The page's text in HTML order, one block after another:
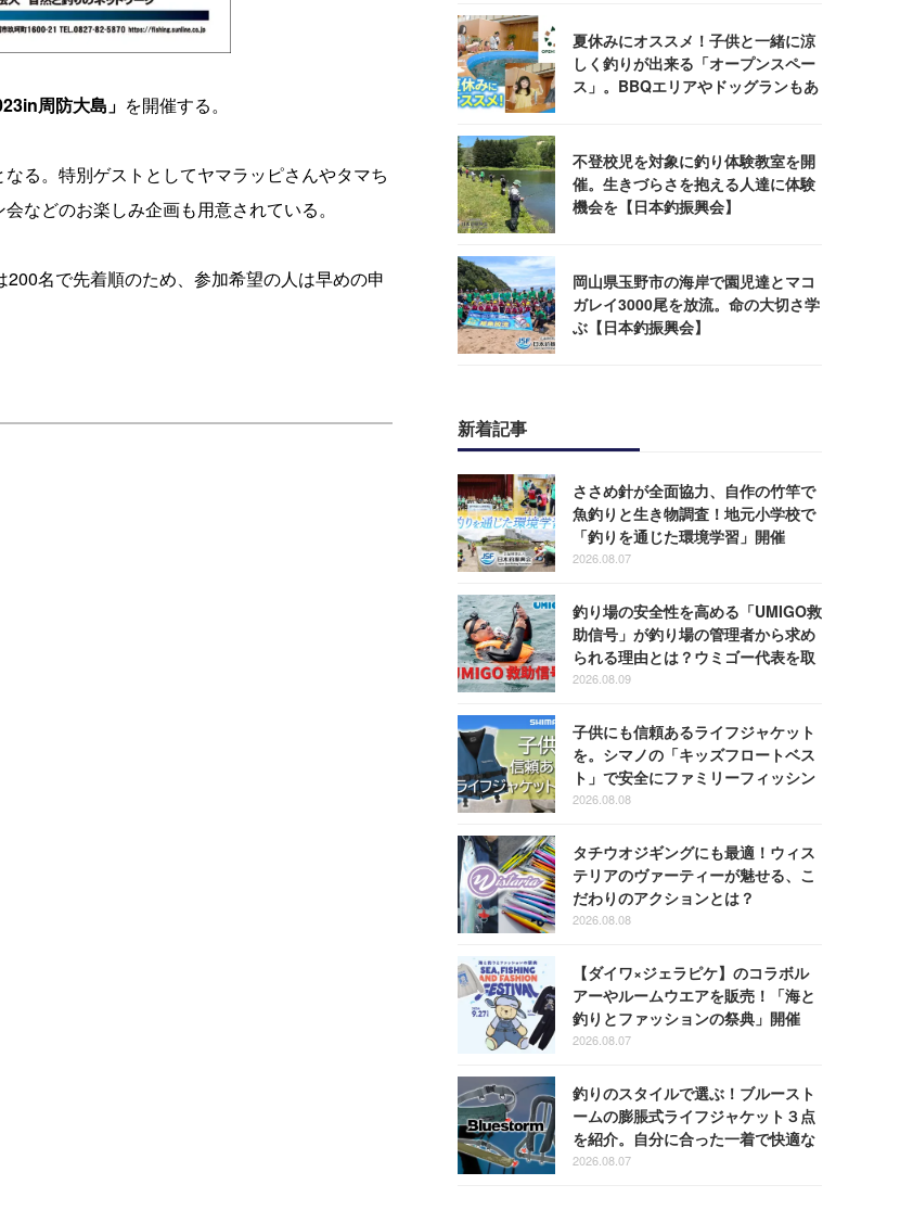
周防大島」 を開催する。
る。特別ゲストとしてヤマラッピさんやタマち
などのお楽しみ企画も用意されている。
名で先着順のため、参加希望の人は早めの申
夏休みにオススメ！子供と一緒に涼
しく釣りが出来る「オープンスペー
ス」。BBQエリアやドッグランもあ
不登校児を対象に釣り体験教室を開
催。生きづらさを抱える人達に体験
機会を【日本釣振興会】
岡山県玉野市の海岸で園児達とマコ
ガレイ3000尾を放流。命の大切さ学
ぶ【日本釣振興会】
新着記事
ささめ針が全面協力、自作の竹竿で
魚釣りと生き物調査！地元小学校で
「釣りを通じた環境学習」開催
2026.08.07
釣り場の安全性を高める「UMIGO救
助信号」が釣り場の管理者から求め
られる理由とは？ウミゴー代表を取
材
2026.08.09
子供にも信頼あるライフジャケット
を。シマノの「キッズフロートベス
ト」で安全にファミリーフィッシン
グを楽しもう！
2026.08.08
タチウオジギングにも最適！ウィス
テリアのヴァーティーが魅せる、こ
だわりのアクションとは？
2026.08.08
【ダイワ×ジェラピケ】のコラボル
アーやルームウエアを販売！「海と
釣りとファッションの祭典」開催
2026.08.07
釣りのスタイルで選ぶ！ブルースト
ームの膨脹式ライフジャケット３点
を紹介。自分に合った一着で快適な
釣りを
2026.08.07